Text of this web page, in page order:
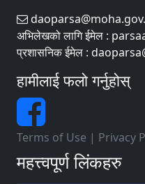
अभिलेखको लागि ईमेल :
प्रशासनिक ईमेल :
हामीलाई फलो गर्नुहोस्
Terms of Use | Privacy
महत्त्वपूर्ण लिंकहरु